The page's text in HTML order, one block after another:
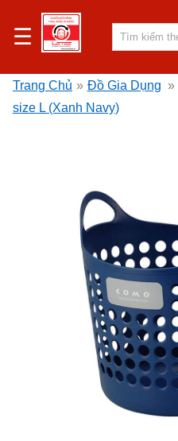
☰
Trang Chủ » Đồ Gia Dụng »
size L (Xanh Navy)